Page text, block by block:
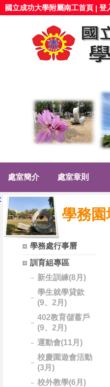
國立成功大學附屬南工首頁 | 登
處室簡介 處室章則
學務園
學務處行事曆
訓育組專區
新生訓練(8月)
學生就學貸款
(9、2月)
402教育儲蓄戶
(9、2月)
運動會(11月)
校慶園遊會活動
(3月)
校外教學(6月)